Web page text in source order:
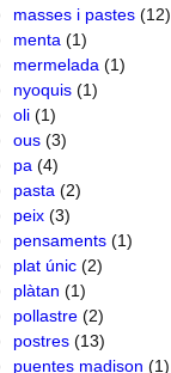
masses i pastes (12)
menta (1)
mermelada (1)
nyoquis (1)
oli (1)
ous (3)
pa (4)
pasta (2)
peix (3)
pensaments (1)
plat únic (2)
plàtan (1)
pollastre (2)
postres (13)
puentes madison (1)